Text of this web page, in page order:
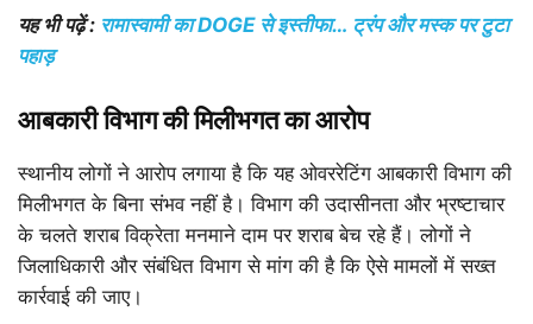
यह भी पढ़ें : रामास्वामी का DOGE से इस्तीफा… ट्रंप और मस्क पर टुटा
पहाड़
आबकारी विभाग की मिलीभगत का आरोप
स्थानीय लोगों ने आरोप लगाया है कि यह ओवररेटिंग आबकारी विभाग की
मिलीभगत के बिना संभव नहीं है। विभाग की उदासीनता और भ्रष्टाचार
के चलते शराब विक्रेता मनमाने दाम पर शराब बेच रहे हैं। लोगों ने
जिलाधिकारी और संबंधित विभाग से मांग की है कि ऐसे मामलों में सख्त
कार्रवाई की जाए।